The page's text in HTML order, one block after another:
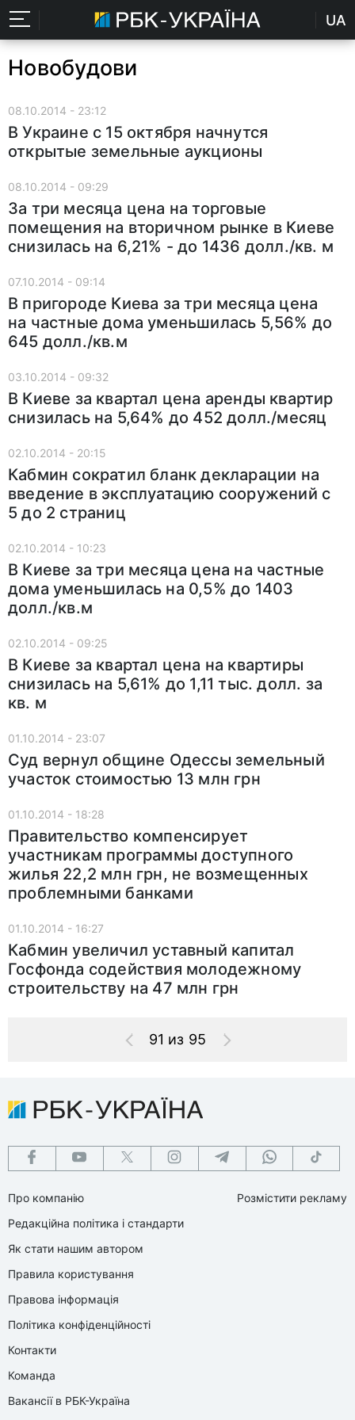
UA
Новобудови
08.10.2014 - 23:12
В Украине с 15 октября начнутся
открытые земельные аукционы
08.10.2014 - 09:29
За три месяца цена на торговые
помещения на вторичном рынке в Киеве
снизилась на 6,21% - до 1436 долл./кв. м
07.10.2014 - 09:14
В пригороде Киева за три месяца цена
на частные дома уменьшилась 5,56% до
645 долл./кв.м
03.10.2014 - 09:32
В Киеве за квартал цена аренды квартир
снизилась на 5,64% до 452 долл./месяц
02.10.2014 - 20:15
Кабмин сократил бланк декларации на
введение в эксплуатацию сооружений с
5 до 2 страниц
02.10.2014 - 10:23
В Киеве за три месяца цена на частные
дома уменьшилась на 0,5% до 1403
долл./кв.м
02.10.2014 - 09:25
В Киеве за квартал цена на квартиры
снизилась на 5,61% до 1,11 тыс. долл. за
кв. м
01.10.2014 - 23:07
Суд вернул общине Одессы земельный
участок стоимостью 13 млн грн
01.10.2014 - 18:28
Правительство компенсирует
участникам программы доступного
жилья 22,2 млн грн, не возмещенных
проблемными банками
01.10.2014 - 16:27
Кабмин увеличил уставный капитал
Госфонда содействия молодежному
строительству на 47 млн грн
91 из 95
Про компанію
Редакційна політика і стандарти
Як стати нашим автором
Правила користування
Правова інформація
Політика конфіденційності
Контакти
Команда
Вакансії в РБК-Україна
Розмістити рекламу